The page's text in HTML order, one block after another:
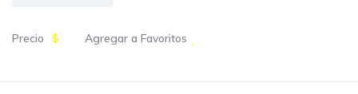
Precio $ Agregar a Favoritos